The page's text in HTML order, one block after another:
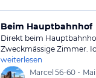
Beim Hauptbahnhof
Direkt beim
Zweckmässige Zimmer.
weiterlesen
Marcel 56-60 •